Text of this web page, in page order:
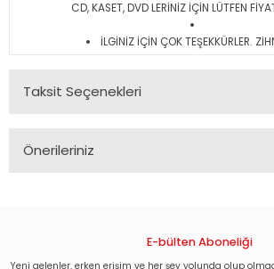
CD, KASET, DVD LERİNİZ İÇİN LÜTFEN
İLGİNİZ İÇİN ÇOK TEŞEKKÜRLER.
Taksit Seçenekleri
Önerileriniz
Görüş ve önerileriniz için teşekkür ederiz.
E-bülten Aboneliği
Yeni gelenler, erken erişim ve her şey yolunda olup